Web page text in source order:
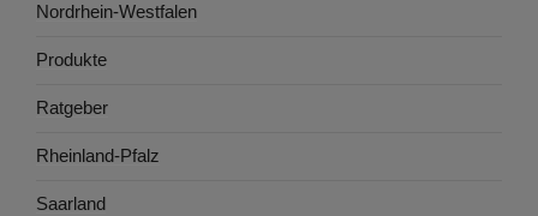
Nordrhein-Westfalen
Produkte
Ratgeber
Rheinland-Pfalz
Saarland